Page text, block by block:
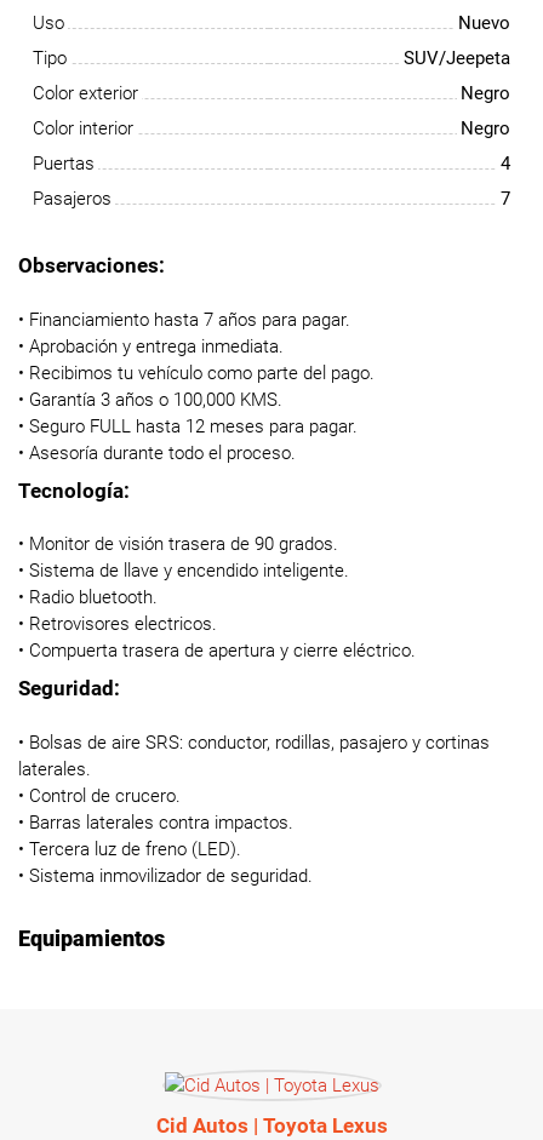
Uso
Nuevo
Tipo
SUV/Jeepeta
Color exterior
Negro
Color interior
Negro
Puertas
4
Pasajeros
7
Observaciones:
• Financiamiento hasta 7 años para pagar.
• Aprobación y entrega inmediata.
• Recibimos tu vehículo como parte del pago.
• Garantía 3 años o 100,000 KMS.
• Seguro FULL hasta 12 meses para pagar.
• Asesoría durante todo el proceso.
Tecnología:
• Monitor de visión trasera de 90 grados.
• Sistema de llave y encendido inteligente.
• Radio bluetooth.
• Retrovisores electricos.
• Compuerta trasera de apertura y cierre eléctrico.
Seguridad:
• Bolsas de aire SRS: conductor, rodillas, pasajero y cortinas
laterales.
• Control de crucero.
• Barras laterales contra impactos.
• Tercera luz de freno (LED).
• Sistema inmovilizador de seguridad.
Equipamientos
Cid Autos | Toyota Lexus